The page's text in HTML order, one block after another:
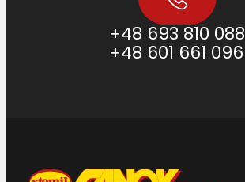
+48 693 810 088
+48 601 661 096